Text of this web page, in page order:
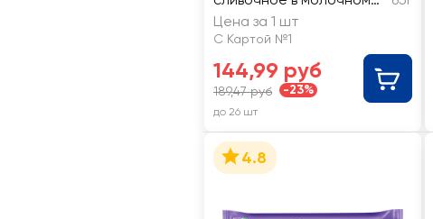
шоколаде 8%, без змж,
эскимо
Цена за 1 шт
С Картой №1
144,99 руб
189,47 руб -23%
до 26 шт
4.8